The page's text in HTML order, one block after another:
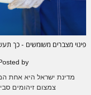
פינוי מצברים משומשים - כך
by
מדינת ישראל היא אחת
צמצום זיהומים